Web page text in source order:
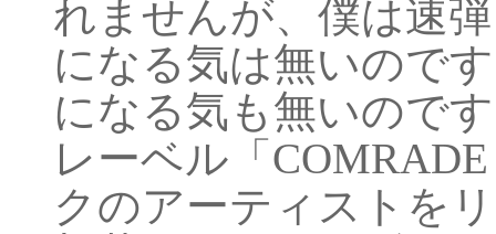
れませんが、僕は速
になる気は無いので
になる気も無いので
レーベル「
クのアーティストを